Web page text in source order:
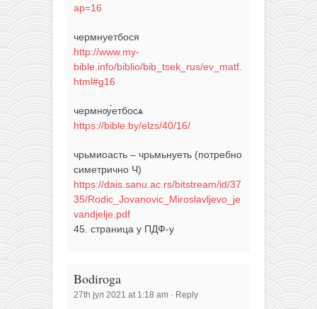
ap=16
чермнуетбося
http://www.my-
bible.info/biblio/bib_tsek_rus/ev_matf.
html#g16
чермнѹ́етбосѧ
https://bible.by/elzs/40/16/
чрьмиоасть – чрьмьнуеть (потребно
симетрично Ч)
https://dais.sanu.ac.rs/bitstream/id/37
35/Rodic_Jovanovic_Miroslavljevo_je
vandjelje.pdf
45. страница у ПДФ-у
Bodiroga
27th јул 2021 at 1:18 am · Reply